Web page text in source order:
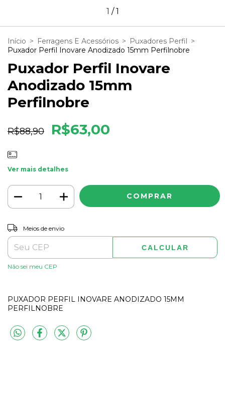
1 /1
Início > Ferragens E Acessórios > Puxadores Perfil >
Puxador Perfil Inovare Anodizado 15mm Perfilnobre
Puxador Perfil Inovare
Anodizado 15mm
Perfilnobre
R$88,90 R$63,00
Ver mais detalhes
Entregas para o CEP:
Meios de envio
CALCULAR
Não sei meu CEP
PUXADOR PERFIL INOVARE ANODIZADO 15MM
PERFILNOBRE